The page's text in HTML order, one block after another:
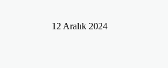
12 Aralık 2024